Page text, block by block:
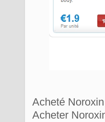
Acheté
Acheter